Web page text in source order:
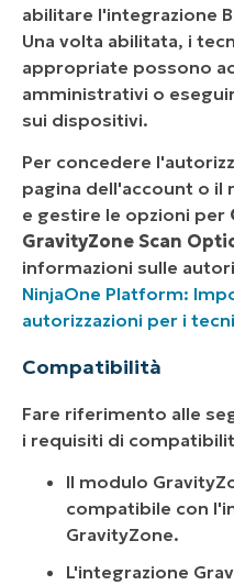
abilitare l'integrazione
Una volta abilitata, i
appropriate possono
amministrativi o
sui dispositivi.
Per concedere
pagina dell'account o il
e gestire le opzioni per
GravityZone Scan
informazioni sulle
NinjaOne Platform:
autorizzazioni per i
Compatibilità
Fare riferimento alle
i requisiti di
Il modulo
compatibile con
GravityZone.
L'integrazione